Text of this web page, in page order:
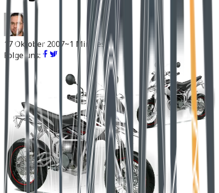
17 Oktober 2007~1 Min Lesen
Folge uns: